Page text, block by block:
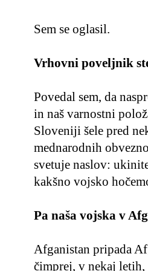
Sem se oglasil.
Vrhovni poveljnik
Povedal sem, da
in naš varnostni
Sloveniji šele pred
mednarodnih
svetuje naslov:
kakšno vojsko
Pa naša vojska v
Afganistan pripada
čimprej, v nekaj